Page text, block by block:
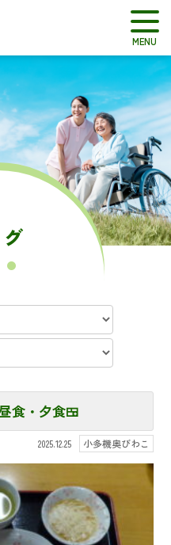
食・夕食🍱
2025.12.25 小多機奥びわこ